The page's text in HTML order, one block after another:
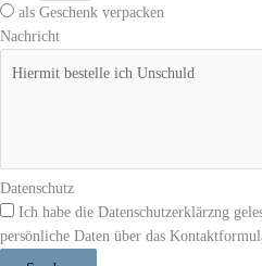
als Geschenk verpacken
Nachricht
Datenschutz
Ich habe die Datenschutzerklärzng
persönliche Daten über das